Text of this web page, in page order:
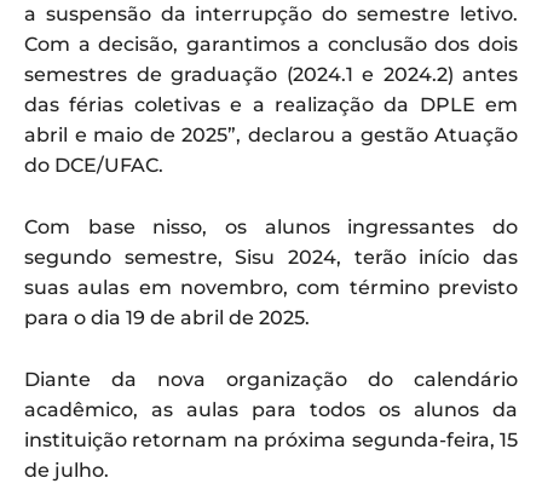
a suspensão da interrupção do semestre letivo.
Com a decisão, garantimos a conclusão dos dois
semestres de graduação (2024.1 e 2024.2) antes
das férias coletivas e a realização da DPLE em
abril e maio de 2025”, declarou a gestão Atuação
do DCE/UFAC.
Com base nisso, os alunos ingressantes do
segundo semestre, Sisu 2024, terão início das
suas aulas em novembro, com término previsto
para o dia 19 de abril de 2025.
Diante da nova organização do calendário
acadêmico, as aulas para todos os alunos da
instituição retornam na próxima segunda-feira, 15
de julho.